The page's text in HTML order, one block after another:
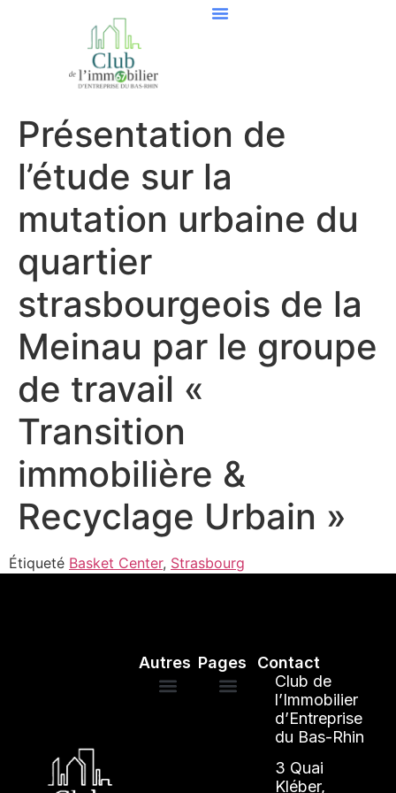
Présentation de
l’étude sur la
mutation urbaine du
quartier
strasbourgeois de la
Meinau par le groupe
de travail «
Transition
immobilière &
Recyclage Urbain »
Étiqueté Basket Center, Strasbourg
Pages
Autres
Contact
Club de
l’Immobilier
d’Entreprise
du Bas-Rhin
3 Quai
Kléber,